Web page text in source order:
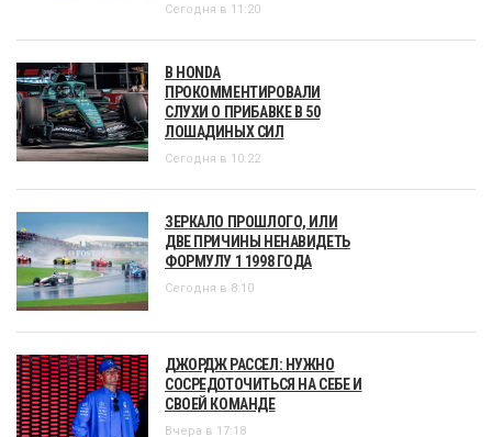
Сегодня в 11:20
В HONDA
ПРОКОММЕНТИРОВАЛИ
СЛУХИ О ПРИБАВКЕ В 50
ЛОШАДИНЫХ СИЛ
Сегодня в 10:22
ЗЕРКАЛО ПРОШЛОГО, ИЛИ
ДВЕ ПРИЧИНЫ НЕНАВИДЕТЬ
ФОРМУЛУ 1 1998 ГОДА
Сегодня в 8:10
ДЖОРДЖ РАССЕЛ: НУЖНО
СОСРЕДОТОЧИТЬСЯ НА СЕБЕ И
СВОЕЙ КОМАНДЕ
Вчера в 17:18